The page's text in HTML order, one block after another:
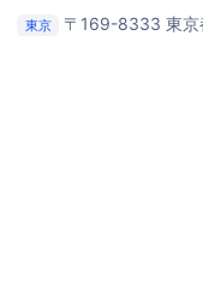
東京 〒169-8333 東京